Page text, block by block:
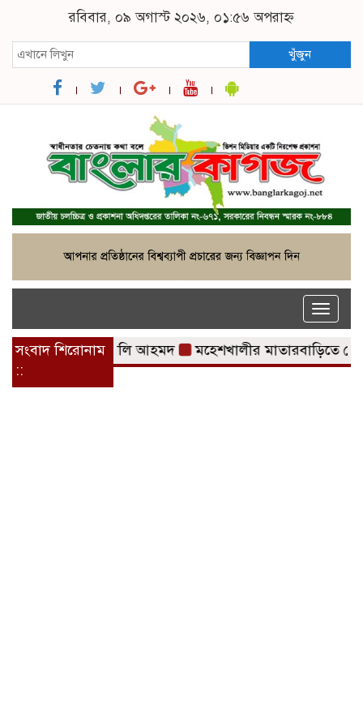
রবিবার, ০৯ অগাস্ট ২০২৬, ০১:৫৬ অপরাহ্ন
খুঁজুন
Toggle
সংবাদ শিরোনাম
::
কর্নেল (অব.) অলি আহমদ মহেশখালীর মাতারবাড়িতে পৌঁছেছেন